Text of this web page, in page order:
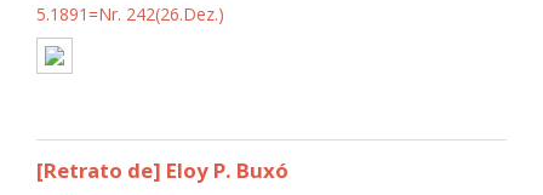
5.1891=Nr. 242(26.Dez.)
[Retrato de] Eloy P. Buxó